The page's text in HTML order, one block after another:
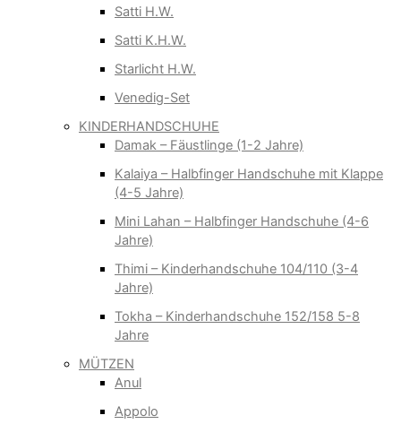
Satti H.W.
Satti K.H.W.
Starlicht H.W.
Venedig-Set
KINDERHANDSCHUHE
Damak – Fäustlinge (1-2 Jahre)
Kalaiya – Halbfinger Handschuhe mit Klappe
(4-5 Jahre)
Mini Lahan – Halbfinger Handschuhe (4-6
Jahre)
Thimi – Kinderhandschuhe 104/110 (3-4
Jahre)
Tokha – Kinderhandschuhe 152/158 5-8
Jahre
MÜTZEN
Anul
Appolo